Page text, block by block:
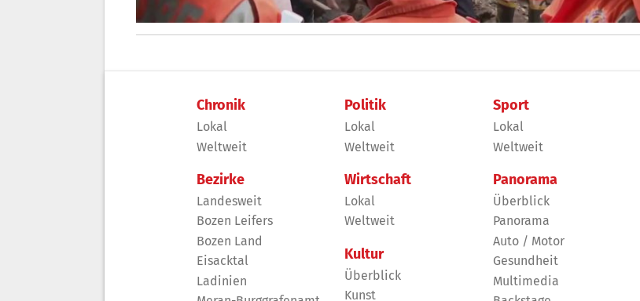
Chronik
Lokal
Weltweit
Bezirke
Landesweit
Bozen Leifers
Bozen Land
Eisacktal
Ladinien
Politik
Lokal
Weltweit
Wirtschaft
Lokal
Weltweit
Kultur
Überblick
Kunst
Sport
Lokal
Weltweit
Panorama
Überblick
Panorama
Auto / Motor
Gesundheit
Multimedia